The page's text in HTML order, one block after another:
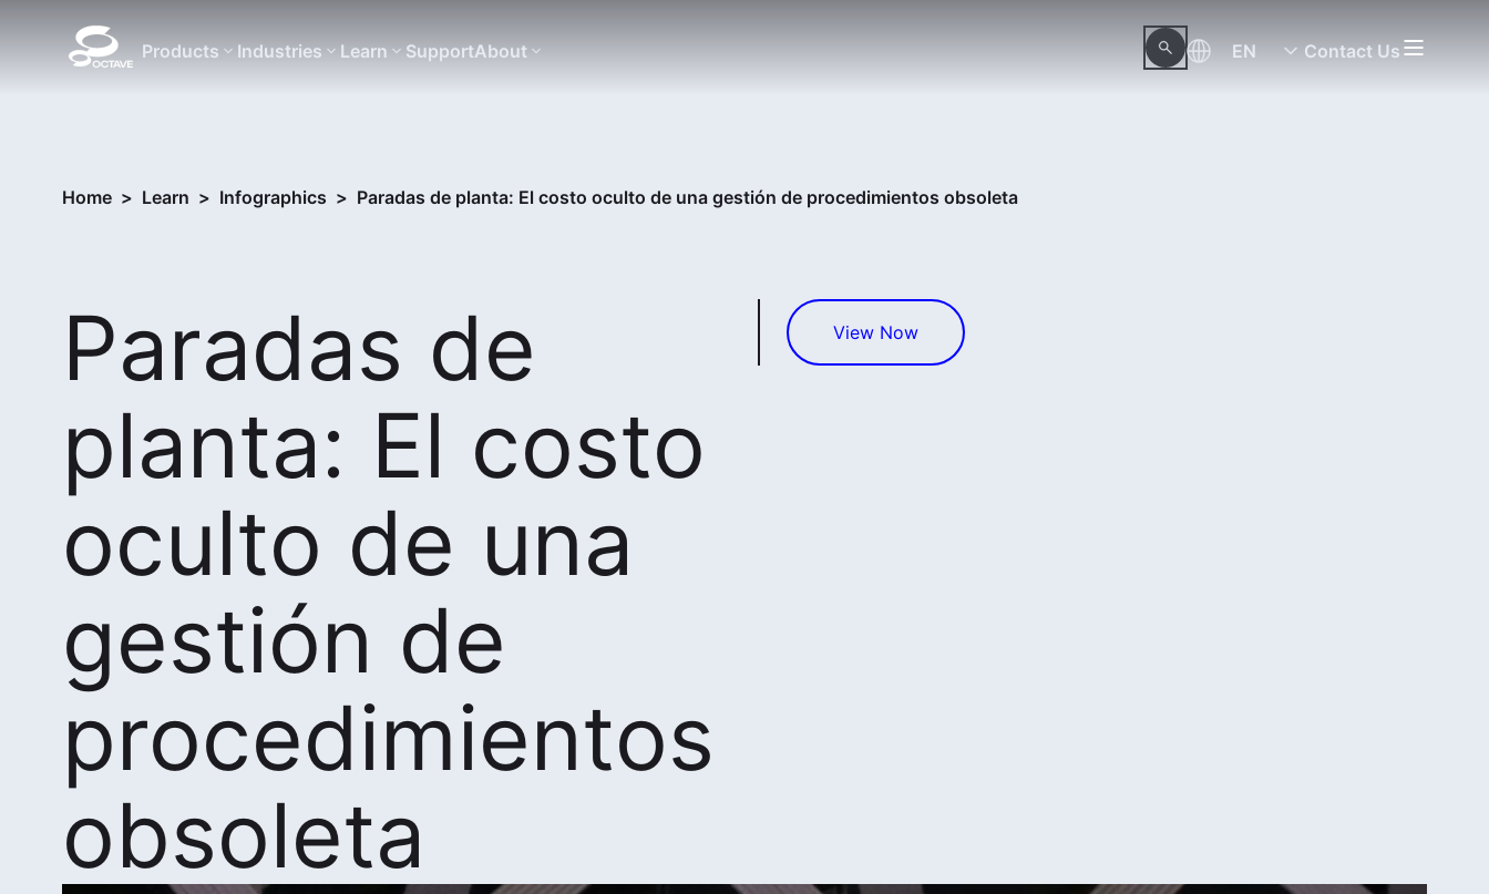
Products Industries Learn SupportAbout EN Contact Us
Home > Learn > Infographics > Paradas de planta: El costo oculto de una gestión de procedimientos obsoleta
Paradas de
planta: El costo
oculto de una
gestión de
procedimientos
obsoleta
View Now